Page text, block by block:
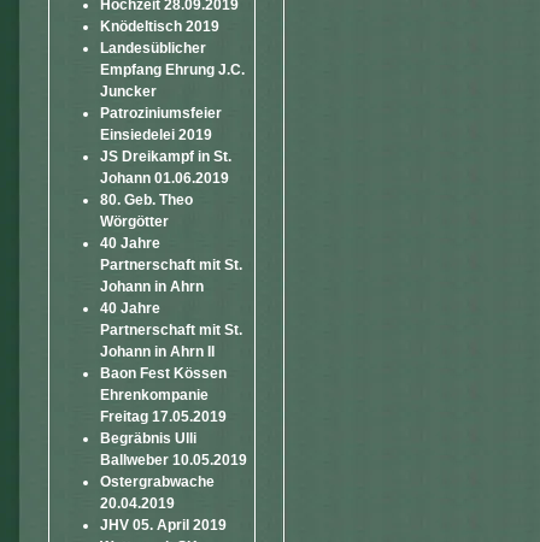
Hochzeit 28.09.2019
Knödeltisch 2019
Landesüblicher
Empfang Ehrung J.C.
Juncker
Patroziniumsfeier
Einsiedelei 2019
JS Dreikampf in St.
Johann 01.06.2019
80. Geb. Theo
Wörgötter
40 Jahre
Partnerschaft mit St.
Johann in Ahrn
40 Jahre
Partnerschaft mit St.
Johann in Ahrn II
Baon Fest Kössen
Ehrenkompanie
Freitag 17.05.2019
Begräbnis Ulli
Ballweber 10.05.2019
Ostergrabwache
20.04.2019
JHV 05. April 2019